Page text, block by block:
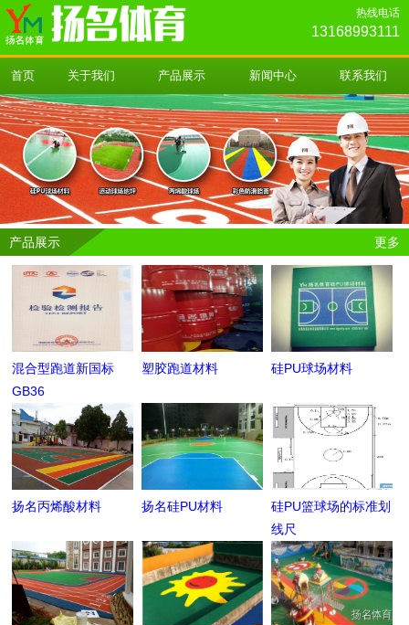
热线电话
13168993111
首页 关于我们 产品展示 新闻中心 联系我们
产品展示 更多
混合型跑道新国标
GB36
塑胶跑道材料 硅PU球场材料
扬名丙烯酸材料 扬名硅PU材料
硅PU篮球场的标准划
线尺